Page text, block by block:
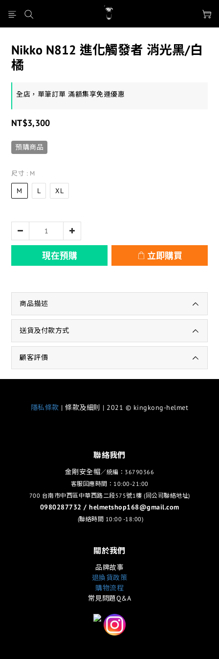
Nikko N812 進化觸發者 消光黑/白
橘
全店，單筆訂單 滿額集享免運優惠
NT$3,300
預購商品
尺寸 : M
M L XL
現在預購 立即購買
商品描述
送貨及付款方式
顧客評價
隱私條款 | 條款及細則 | 2021 © kingkong-helmet
聯絡我們
金剛安全帽／統編：36790366
客服回應時間：10:00-21:00
700 台南市中西區中華西路二段575號1樓 (同公司聯絡地址)
0980287732 / helmetshop168@gmail.com
(聯絡時間 10:00 -18:00)
關於我們
品牌故事
退換貨政策
購物流程
常見問題Q&A